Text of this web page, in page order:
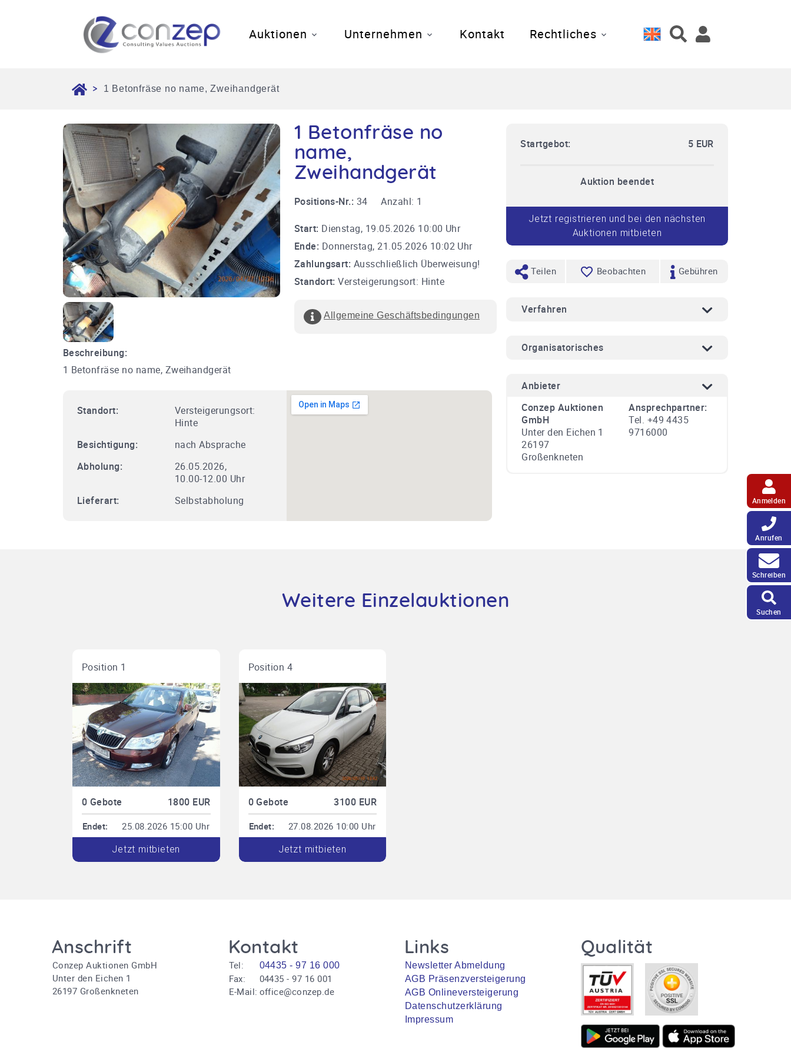
Anmelden
Anrufen
Schreiben
Suchen
Auktionen Unternehmen Kontakt Rechtliches
> 1 Betonfräse no name, Zweihandgerät
1 Betonfräse no
name,
Zweihandgerät
Positions-Nr.: 34Anzahl: 1
Start: Dienstag, 19.05.2026 10:00 Uhr
Ende: Donnerstag, 21.05.2026 10:02 Uhr
Zahlungsart: Ausschließlich Überweisung!
Standort:Versteigerungsort: Hinte
Allgemeine Geschäftsbedingungen
Startgebot: 5 EUR
Auktion beendet
Jetzt registrieren und bei den nächsten
Auktionen mitbieten
Teilen Beobachten Gebühren
Verfahren
Organisatorisches
Anbieter
Conzep Auktionen
GmbH
Unter den Eichen 1
26197
Großenkneten
Ansprechpartner:
Tel. +49 4435
9716000
Beschreibung:
1 Betonfräse no name, Zweihandgerät
Standort:
Versteigerungsort:
Hinte
Besichtigung:
nach Absprache
Abholung:
26.05.2026,
10.00-12.00 Uhr
Lieferart:
Selbstabholung
Weitere Einzelauktionen
Position 1
0 Gebote 1800 EUR
Endet: 25.08.2026 15:00 Uhr
Jetzt mitbieten
Position 4
0 Gebote 3100 EUR
Endet: 27.08.2026 10:00 Uhr
Jetzt mitbieten
Anschrift
Conzep Auktionen GmbH
Unter den Eichen 1
26197 Großenkneten
Kontakt
Tel: 04435 - 97 16 000
Fax:
04435 - 97 16 001
E-Mail: office@conzep.de
Links
Newsletter Abmeldung
AGB Präsenzversteigerung
AGB Onlineversteigerung
Datenschutzerklärung
Impressum
Qualität